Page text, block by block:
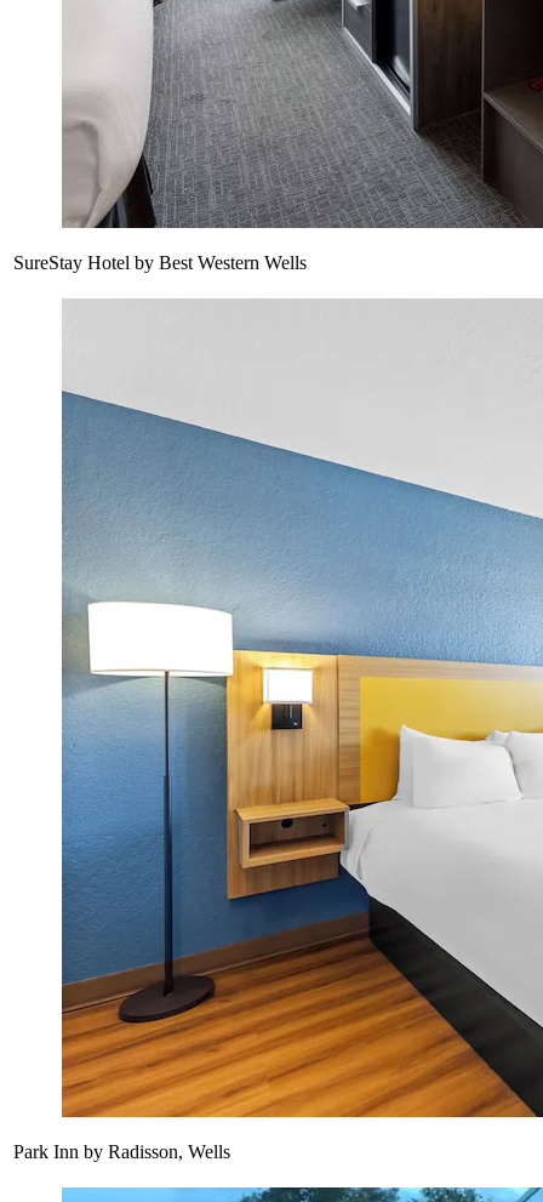
SureStay Hotel by Best Western Wells
Park Inn by Radisson, Wells